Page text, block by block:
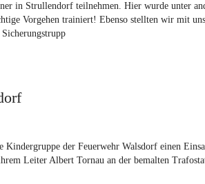
in Strullendorf teilnehmen. Hier wurde unter
Vorgehen trainiert! Ebenso stellten wir mit
Kindergruppe der Feuerwehr Walsdorf einen
Leiter Albert Tornau an der bemalten